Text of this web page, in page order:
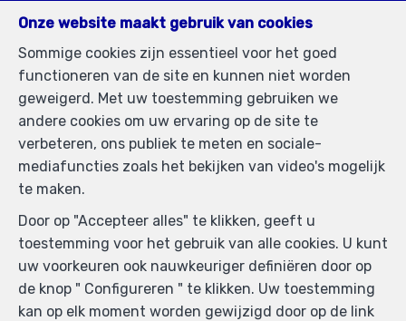
Onze website maakt gebruik van cookies
Sommige cookies zijn essentieel voor het goed
functioneren van de site en kunnen niet worden
geweigerd. Met uw toestemming gebruiken we
andere cookies om uw ervaring op de site te
verbeteren, ons publiek te meten en sociale-
mediafuncties zoals het bekijken van video's mogelijk
te maken.
Door op "Accepteer alles" te klikken, geeft u
toestemming voor het gebruik van alle cookies. U kunt
uw voorkeuren ook nauwkeuriger definiëren door op
de knop " Configureren " te klikken. Uw toestemming
kan op elk moment worden gewijzigd door op de link
1050 Bruxelles
TEL.02/537.03.70
—
immopetitjean@gmail.com
BIV-erkende vastgoedmakelaar in België, BIV N°
505438 - Ondernemingsnummer : BTW BE-
0425.723.793- Toezichthoudende Autoriteit :
Beroepinstituut van Vastgoedmakelaars
Luxemburgstraat, 16B - 1000 Brussel (+32 2 505 38 50
BA en borgstelling via NV AXA Belgium, Troonplein 1,
1000 Brussel (polisnr. 730.390.160) Dekking geldt voor
activiteiten die in België worden uitgevoerd